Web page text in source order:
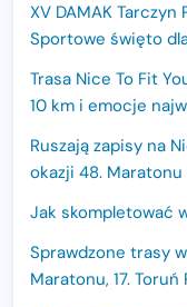
XV DAMAK Tarczyn
Sportowe święto
Trasa Nice To Fit
10 km i emocje
Ruszają zapisy na
okazji 48.
Jak skompletować
Sprawdzone trasy
Maratonu, 17.